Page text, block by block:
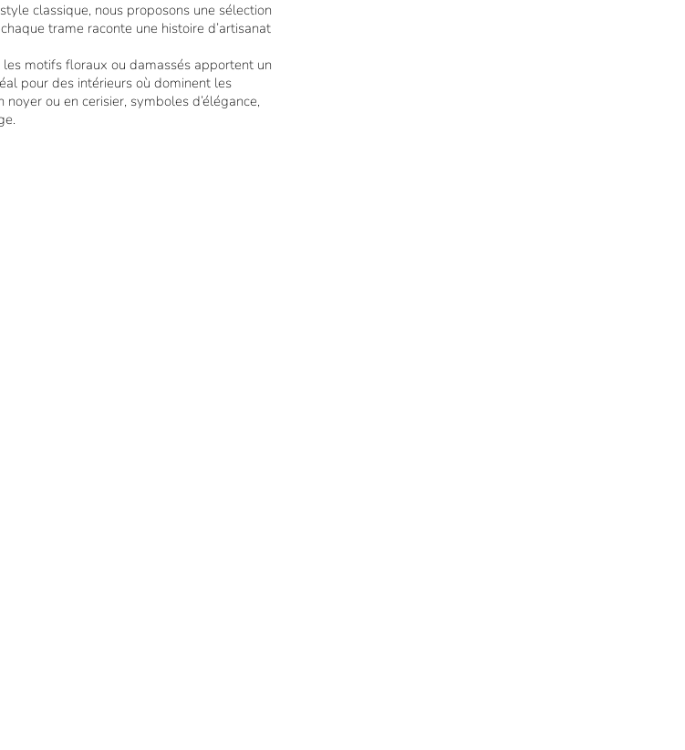
classique, nous proposons une sélection
trame raconte une histoire d’artisanat
les motifs floraux ou damassés apportent un
pour des intérieurs où dominent les
ou en cerisier, symboles d’élégance,